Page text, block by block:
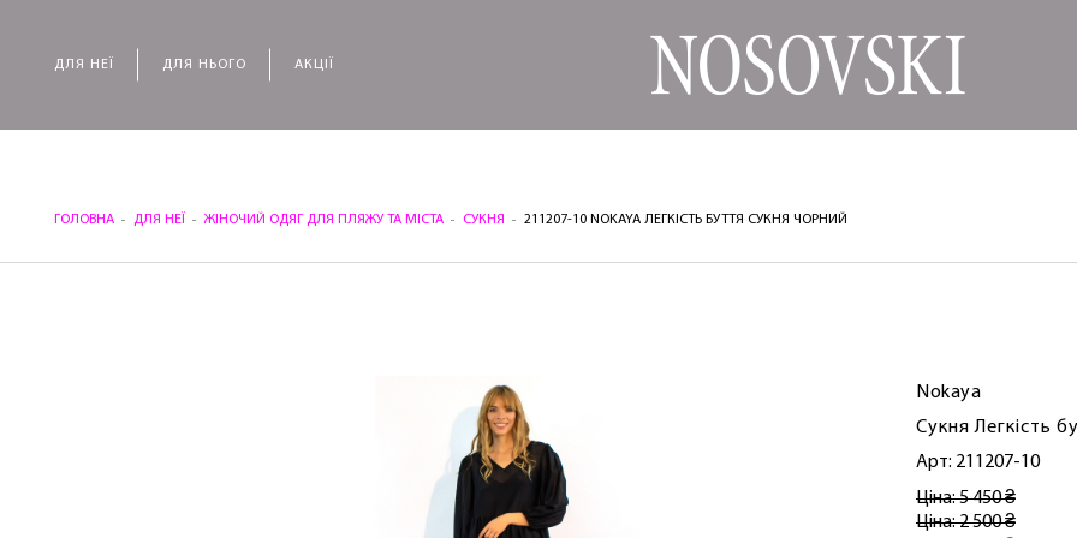
ДЛЯ НЕЇ ДЛЯ НЬОГО АКЦІЇ
ГОЛОВНА ДЛЯ НЕЇ ЖІНОЧИЙ ОДЯГ ДЛЯ ПЛЯЖУ ТА МІСТА СУКНЯ 211207-10 NOKAYA ЛЕГКІСТЬ БУТТЯ СУКНЯ ЧОРНИЙ
Nokaya
Сукня Легкість
Арт: 211207-10
Ціна: 5 450 ₴
Ціна: 2 500 ₴